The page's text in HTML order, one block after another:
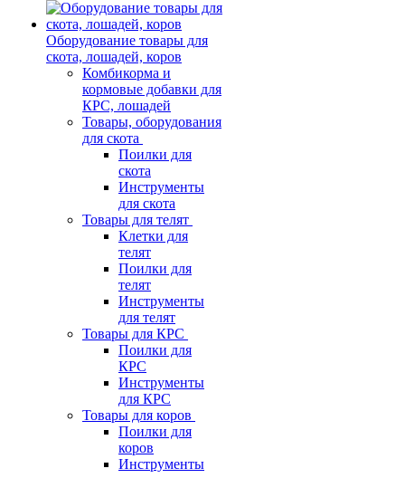
Оборудование товары для
скота, лошадей, коров
Комбикорма и
кормовые добавки для
КРС, лошадей
Товары, оборудования
для скота
Поилки для
скота
Инструменты
для скота
Товары для телят
Клетки для
телят
Поилки для
телят
Инструменты
для телят
Товары для КРС
Поилки для
КРС
Инструменты
для КРС
Товары для коров
Поилки для
коров
Инструменты